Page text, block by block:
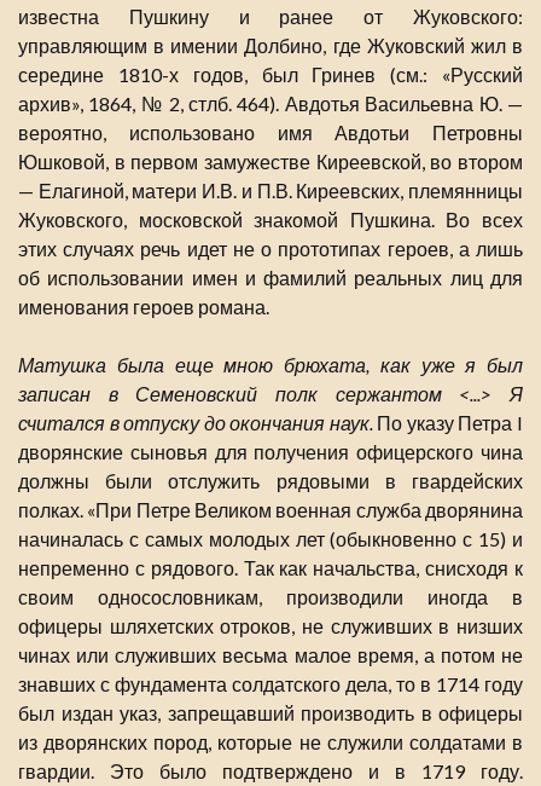
известна Пушкину и ранее от Жуковского:
управляющим в имении Долбино, где Жуковский жил в
середине 1810-х годов, был Гринев (см.: «Русский
архив», 1864, № 2, стлб. 464). Авдотья Васильевна Ю. —
вероятно, использовано имя Авдотьи Петровны
Юшковой, в первом замужестве Киреевской, во втором
— Елагиной, матери И.В. и П.В. Киреевских, племянницы
Жуковского, московской знакомой Пушкина. Во всех
этих случаях речь идет не о прототипах героев, а лишь
об использовании имен и фамилий реальных лиц для
именования героев романа.
Матушка была еще мною брюхата, как уже я был
записан в Семеновский полк сержантом <...> Я
считался в отпуску до окончания наук.По указу Петра I
дворянские сыновья для получения офицерского чина
должны были отслужить рядовыми в гвардейских
полках. «При Петре Великом военная служба дворянина
начиналась с самых молодых лет (обыкновенно с 15) и
непременно с рядового. Так как начальства, снисходя к
своим односословникам, производили иногда в
офицеры шляхетских отроков, не служивших в низших
чинах или служивших весьма малое время, а потом не
знавших с фундамента солдатского дела, то в 1714 году
был издан указ, запрещавший производить в офицеры
из дворянских пород, которые не служили солдатами в
гвардии. Это было подтверждено и в 1719 году.